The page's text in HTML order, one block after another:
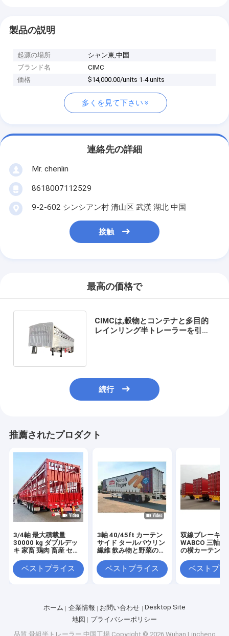
製品の説明
起源の場所
シャン東,中国
ブランド名
CIMC
価格
$14,000.00/units 1-4 units
多くを見て下さい
連絡先の詳細
Mr. chenlin
8618007112529
9-2-602 シンシアン村 清山区 武漢 湖北 中国
接触
最高の価格で
CIMCは,穀物とコンテナと多目的
レインリング半トレーラーを引く
続行
推薦されたプロダクト
3/4軸 最大積載量
30000 kg ダブルデッ
キ 家畜 鶏肉 畜産 セミ
ベストプライス
3軸 40/45ft カーテン
サイド タールパウリン
繊維 飲み物と野菜のた
ベストプライス
双線ブレーキシ
WABCO 三軸
の横カーテン
ベストプラ
ホーム 企業情報 お問い合わせ
Desktop Site
地図
プライバシーポリシー
品質 骨組半トレーラー 中国工場.Copyright © 2026 Wuhan Lincheng